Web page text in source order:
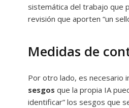
sistemática del trabajo que
revisión que aporten “un
Medidas de
Por otro lado, es necesario
sesgos que la propia IA
identificar” los sesgos que